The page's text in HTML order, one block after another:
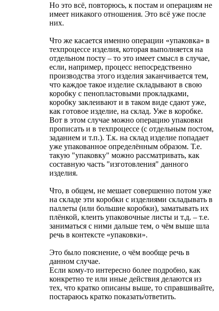
Но это всё, повторюсь, к постам и операциям не
имеет никакого отношения. Это всё уже после
них.
Что же касается именно операции «упаковка» в
техпроцессе изделия, которая выполняется на
отдельном посту – то это имеет смысл в случае,
если, например, процесс непосредственно
производства этого изделия заканчивается тем,
что каждое такое изделие складывают в свою
коробку с пенопластовыми прокладками,
коробку заклеивают и в таком виде сдают уже,
как готовое изделие, на склад. Уже в коробке.
Вот в этом случае можно операцию упаковки
прописать и в техпроцессе (с отдельным постом,
заданием и т.п.). Т.к. на склад изделие попадает
уже упакованное определённым образом. Т.е.
такую "упаковку" можно рассматривать, как
составную часть "изготовления" данного
изделия.
Что, в общем, не мешает совершенно потом уже
на складе эти коробки с изделиями складывать в
паллеты (или большие коробки), заматывать их
плёнкой, клеить упаковочные листы и т.д. – т.е.
заниматься с ними дальше тем, о чём выше шла
речь в контексте «упаковки».
Это было пояснение, о чём вообще речь в
данном случае.
Если кому-то интересно более подробно, как
конкретно те или иные действия делаются из
тех, что кратко описаны выше, то справшивайте,
постараюсь кратко показать/ответить.